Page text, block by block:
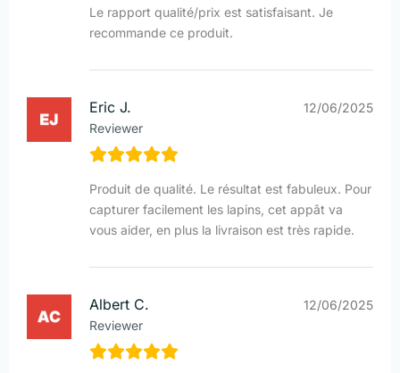
Le rapport qualité/prix est satisfaisant. Je
recommande ce produit.
Eric J.
Reviewer
12/06/2025
Produit de qualité. Le résultat est fabuleux. Pour
capturer facilement les lapins, cet appât va
vous aider, en plus la livraison est très rapide.
Albert C.
Reviewer
12/06/2025